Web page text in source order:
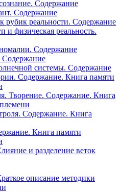
Содержание
Содержание
рубик реальности. Содержание
и физическая реальность.
Содержание
Содержание
системы. Содержание
Содержание. Книга памяти
Творение. Содержание. Книга
Содержание. Книга
Книга памяти
и разделение веток
описание методики